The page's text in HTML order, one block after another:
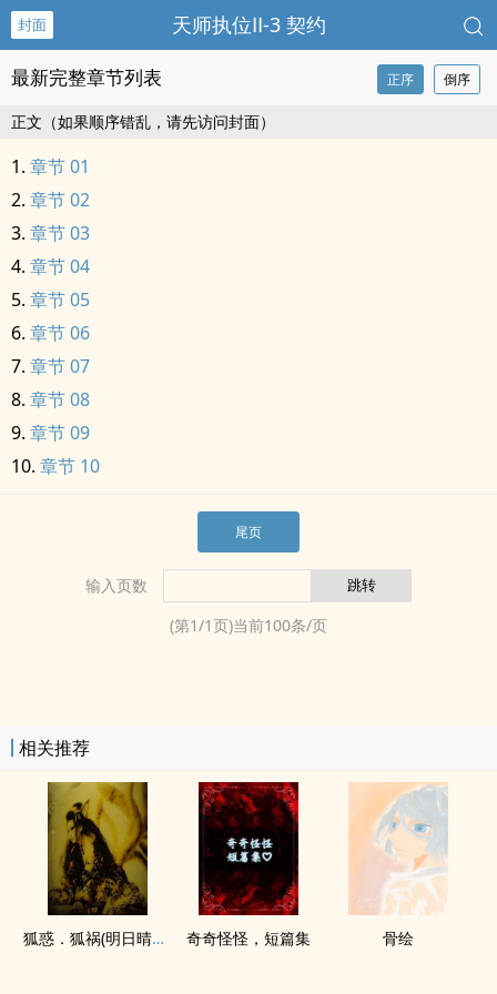
封面 天师执位Ⅱ-3 契约
最新完整章节列表 正序 倒序
正文（如果顺序错乱，请先访问封面）
章节 01
章节 02
章节 03
章节 04
章节 05
章节 06
章节 07
章节 08
章节 09
章节 10
尾页
输入页数
(第1/1页)当前100条/页
相关推荐
狐惑．狐祸(明日晴明系列腰斩部分) 奇奇怪怪，短篇集 骨绘